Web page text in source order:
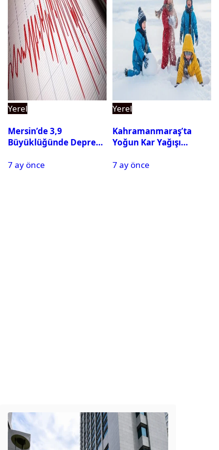
Yerel
Mersin’de 3,9
Büyüklüğünde Deprem
7 ay önce
Yerel
Kahramanmaraş’ta
Yoğun Kar Yağışı
Tatil
7 ay önce